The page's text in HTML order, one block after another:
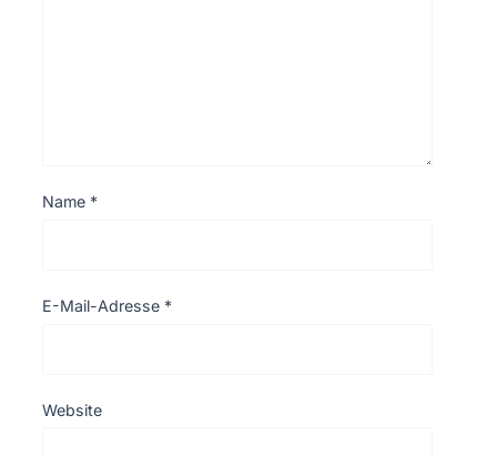
Name *
E-Mail-Adresse *
Website